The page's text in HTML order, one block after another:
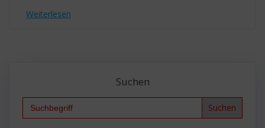
Weiterlesen
Suchen
Search